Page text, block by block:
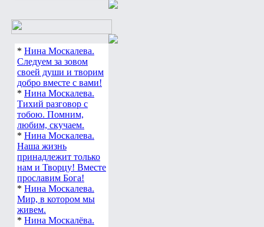
* Нина Москалева.
Следуем за зовом
своей души и творим
добро вместе с вами!
* Нина Москалева.
Тихий разговор с
тобою. Помним,
любим, скучаем.
* Нина Москалева.
Наша жизнь
принадлежит только
нам и Творцу! Вместе
прославим Бога!
* Нина Москалева.
Мир, в котором мы
живем.
* Нина Москалёва.